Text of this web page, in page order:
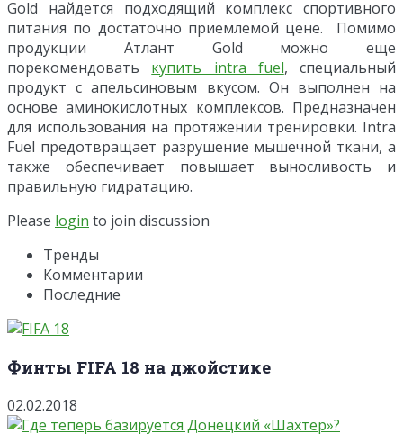
Gold найдется подходящий комплекс спортивного
питания по достаточно приемлемой цене. Помимо
продукции Атлант Gold можно еще
порекомендовать купить intra fuel, специальный
продукт с апельсиновым вкусом. Он выполнен на
основе аминокислотных комплексов. Предназначен
для использования на протяжении тренировки. Intra
Fuel предотвращает разрушение мышечной ткани, а
также обеспечивает повышает выносливость и
правильную гидратацию.
Please login to join discussion
Тренды
Комментарии
Последние
Финты FIFA 18 на джойстике
02.02.2018